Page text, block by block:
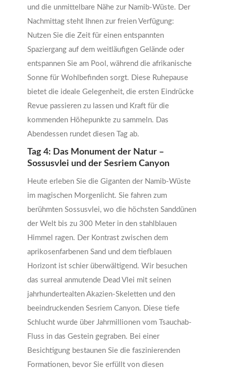
und die unmittelbare Nähe zur Namib-Wüste. Der
Nachmittag steht Ihnen zur freien Verfügung:
Nutzen Sie die Zeit für einen entspannten
Spaziergang auf dem weitläufigen Gelände oder
entspannen Sie am Pool, während die afrikanische
Sonne für Wohlbefinden sorgt. Diese Ruhepause
bietet die ideale Gelegenheit, die ersten Eindrücke
Revue passieren zu lassen und Kraft für die
kommenden Höhepunkte zu sammeln. Das
Abendessen rundet diesen Tag ab.
Tag 4: Das Monument der Natur –
Sossusvlei und der Sesriem Canyon
Heute erleben Sie die Giganten der Namib-Wüste
im magischen Morgenlicht. Sie fahren zum
berühmten Sossusvlei, wo die höchsten Sanddünen
der Welt bis zu 300 Meter in den stahlblauen
Himmel ragen. Der Kontrast zwischen dem
aprikosenfarbenen Sand und dem tiefblauen
Horizont ist schier überwältigend. Wir besuchen
das surreal anmutende Dead Vlei mit seinen
jahrhundertealten Akazien-Skeletten und den
beeindruckenden Sesriem Canyon. Diese tiefe
Schlucht wurde über Jahrmillionen vom Tsauchab-
Fluss in das Gestein gegraben. Bei einer
Besichtigung bestaunen Sie die faszinierenden
Formationen, bevor Sie erfüllt von diesen